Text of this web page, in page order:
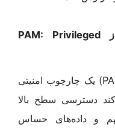
PAM: Privileged
تجهیز مدیریت دسترسی ممتاز (PAM) یک چارچوب امنیتی
دسترسی سطح بالا
و داده‌های حساس